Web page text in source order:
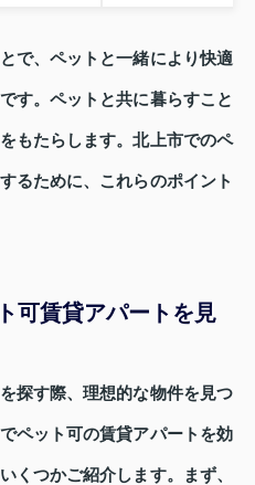
で、ペットと一緒により快適
す。ペットと共に暮らすこと
もたらします。北上市でのペ
るために、これらのポイント
可賃貸アパートを見
探す際、理想的な物件を見つ
ペット可の賃貸アパートを効
くつかご紹介します。まず、